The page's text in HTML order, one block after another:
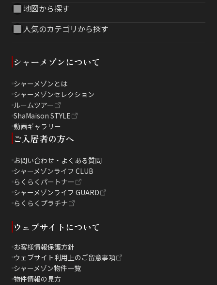
地図から探す
人気のカテゴリから探す
シャーメゾンについて
シャーメゾンとは
シャーメゾンセレクション
ルームツアー
ShaMaison STYLE
動画ギャラリー
ご入居者の方へ
お問い合わせ・よくある質問
シャーメゾンライフ CLUB
らくらくパートナー
シャーメゾンライフ GUARD
らくらくプラチナ
ウェブサイトについて
お客様情報保護方針
ウェブサイト利用上のご留意事項
シャーメゾン物件一覧
物件情報の見方